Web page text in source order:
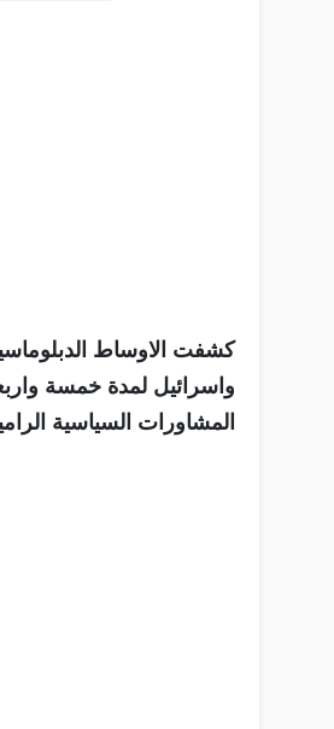
كشفت الاوساط
واسرائيل لمدة خمسة
المشاورات السياسية